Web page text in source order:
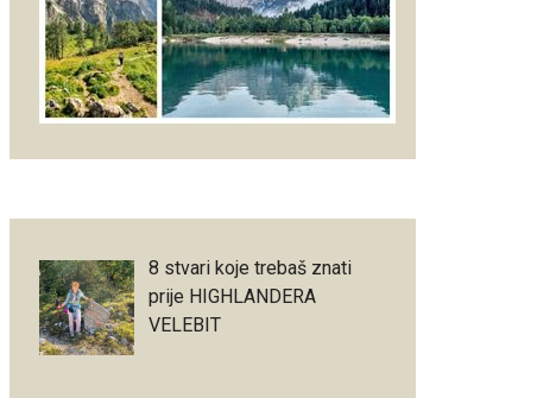
8 stvari koje trebaš znati
prije HIGHLANDERA
VELEBIT